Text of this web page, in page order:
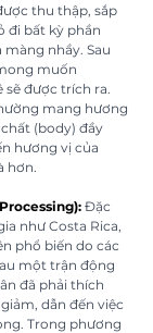
thu thập, sắp
đi bất kỳ phần
nhầy. Sau
muốn
sẽ được trích ra.
mang hương
(body) đầy
hương vị của
hơn.
Đặc
như Costa Rica,
phổ biến do các
một trận động
đã phải thích
dẫn đến việc
Trong phương